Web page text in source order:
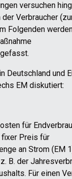
versuchen
der Verbraucher
m Folgenden
in Deutschland und
EM diskutiert:
für
fixer Preis für
an Strom (EM
B. der
Für einen